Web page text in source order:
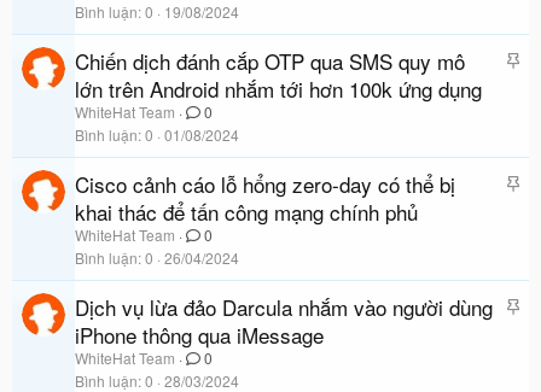
ê
n
Bình luận 0 19/08/2024
D
ê
n
Chiến dịch đánh cắp OTP qua SMS quy mô
lớn trên Android nhắm tới hơn 100k ứng dụng
WhiteHat Team
0
Bình luận 0 01/08/2024
D
ê
n
Cisco cảnh cáo lỗ hổng zero-day có thể bị
khai thác để tấn công mạng chính phủ
WhiteHat Team
0
Bình luận 0 26/04/2024
D
Dịch vụ lừa đảo Darcula nhắm vào người dùng
iPhone thông qua iMessage
WhiteHat Team
0
Bình luận 0 28/03/2024